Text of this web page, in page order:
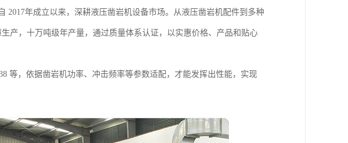
2017年成立以来，深耕液压凿岩机设备市场。从液压凿岩机配件到多种
产，十万吨级年产量，通过质量体系认证，以实惠价格、产品和贴心
等，依据凿岩机功率、冲击频率等参数适配，才能发挥出性能，实现